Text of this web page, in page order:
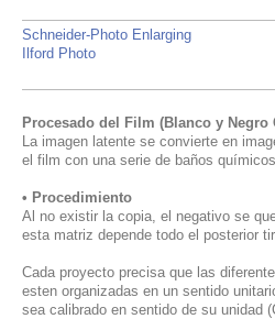
Schneider-Photo Enlarging
lford Photo
Procesado del Film (Blanco y Negro
La imagen latente se convierte en
el film con una serie de baños
• Procedimiento
Al no existir la copia, el negativo se
esta matriz depende todo el posterior
Cada proyecto precisa que las
esten organizadas en un sentido
sea calibrado en sentido de su unidad